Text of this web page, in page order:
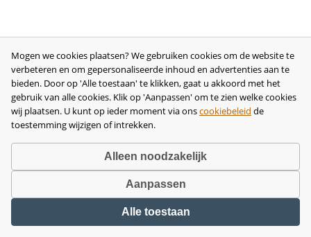
disclaimer•privacy- en cookiebeleid
voorwaarden•herroeping•bedrijfsgegevens
Mogen we cookies plaatsen? We gebruiken cookies om de website te
verbeteren en om gepersonaliseerde inhoud en advertenties aan te
bieden. Door op 'Alle toestaan' te klikken, gaat u akkoord met het
gebruik van alle cookies. Klik op 'Aanpassen' om te zien welke cookies
wij plaatsen. U kunt op ieder moment via onscookiebeleid de
toestemming wijzigen of intrekken.
Alleen noodzakelijk
Aanpassen
Alle toestaan